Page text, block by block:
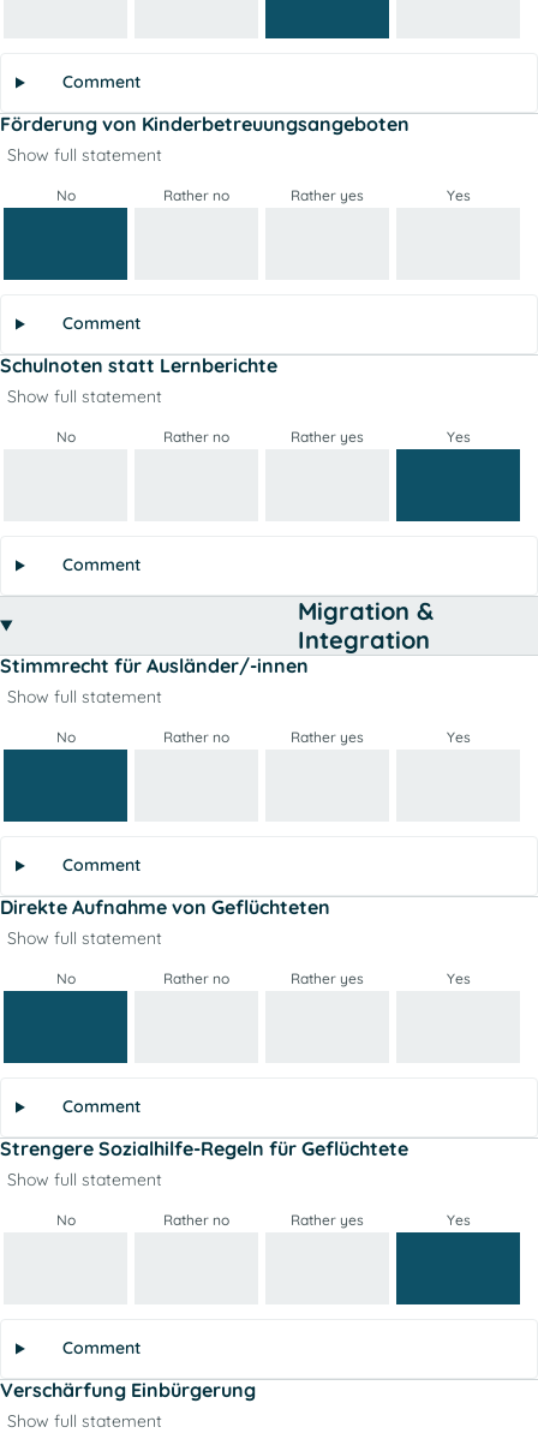
Comment
Förderung von Kinderbetreuungsangeboten
Show full statement
No Rather no Rather yes Yes
Comment
Schulnoten statt Lernberichte
Show full statement
No Rather no Rather yes Yes
Comment
Migration &
Integration
Stimmrecht für Ausländer/-innen
Show full statement
No Rather no Rather yes Yes
Comment
Direkte Aufnahme von Geflüchteten
Show full statement
No Rather no Rather yes Yes
Comment
Strengere Sozialhilfe-Regeln für Geflüchtete
Show full statement
No Rather no Rather yes Yes
Comment
Verschärfung Einbürgerung
Show full statement